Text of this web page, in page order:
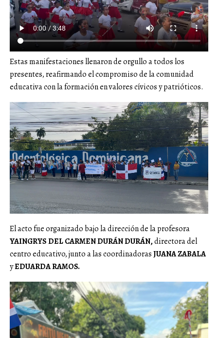
Estas manifestaciones llenaron de orgullo a todos los
presentes, reafirmando el compromiso de la comunidad
educativa con la formación en valores cívicos y patrióticos.
El acto fue organizado bajo la dirección de la profesora
YAINGRYS DEL CARMEN DURÁN DURÁN,directora del
centro educativo, junto a las coordinadorasJUANA ZABALA
yEDUARDA RAMOS.